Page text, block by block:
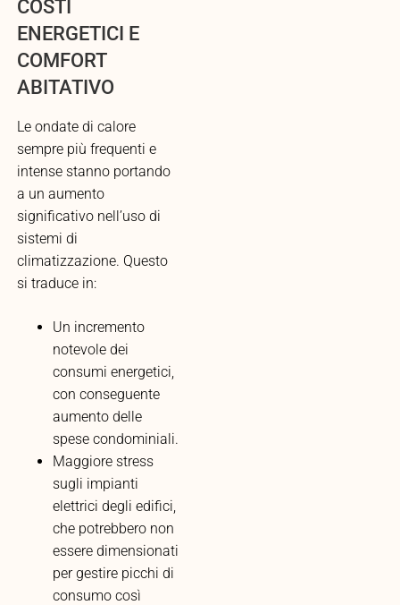
COSTI
ENERGETICI E
COMFORT
ABITATIVO
Le ondate di calore
sempre più frequenti e
intense stanno portando
a un aumento
significativo nell’uso di
sistemi di
climatizzazione. Questo
si traduce in:
Un incremento
notevole dei
consumi energetici,
con conseguente
aumento delle
spese condominiali.
Maggiore stress
sugli impianti
elettrici degli edifici,
che potrebbero non
essere dimensionati
per gestire picchi di
consumo così